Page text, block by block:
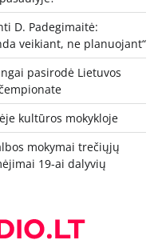
D. Padegimaitė:
veikiant, ne planuojant“
pasirodė Lietuvos
kultūros mokykloje
mokymai trečiųjų
19-ai dalyvių